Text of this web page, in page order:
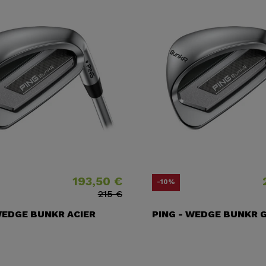
193,50 €
Prix ​​habituel
215 €
BUNKR ACIER
-10% Prix
PING - WEDGE BUNKR